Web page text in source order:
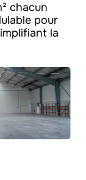
chacun
pour
la